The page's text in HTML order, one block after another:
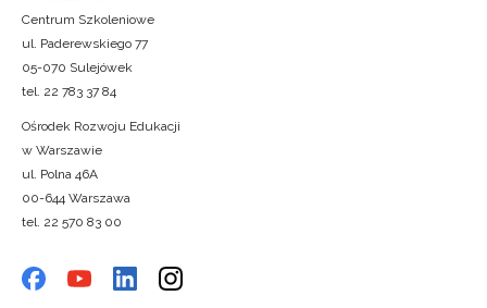
Centrum Szkoleniowe
ul. Paderewskiego 77
05-070 Sulejówek
tel. 22 783 37 84
Ośrodek Rozwoju Edukacji
w Warszawie
ul. Polna 46A
00-644 Warszawa
tel. 22 570 83 00